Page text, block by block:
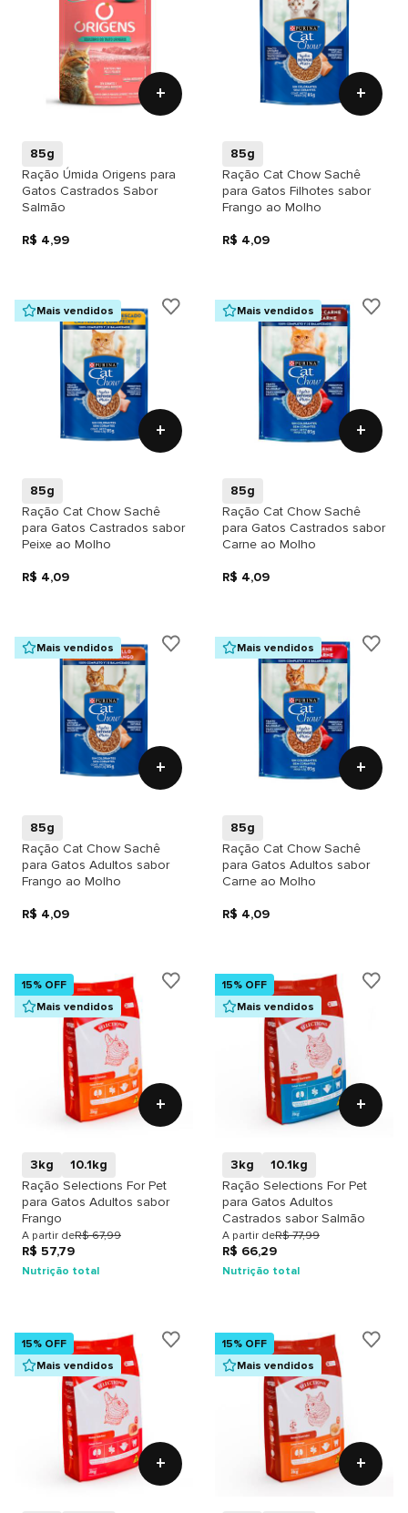
+
85g
Ração Úmida Origens para
Gatos Castrados Sabor
Salmão
R$ 4,99
+
85g
Ração Cat Chow Sachê
para Gatos Filhotes sabor
Frango ao Molho
R$ 4,09
Mais vendidos
+
85g
Ração Cat Chow Sachê
para Gatos Castrados sabor
Peixe ao Molho
R$ 4,09
Mais vendidos
+
85g
Ração Cat Chow Sachê
para Gatos Castrados sabor
Carne ao Molho
R$ 4,09
Mais vendidos
+
85g
Ração Cat Chow Sachê
para Gatos Adultos sabor
Frango ao Molho
R$ 4,09
Mais vendidos
+
85g
Ração Cat Chow Sachê
para Gatos Adultos sabor
Carne ao Molho
R$ 4,09
15% OFF
Mais vendidos
+
3kg
10.1kg
Ração Selections For Pet
para Gatos Adultos sabor
Frango
A partir deR$ 67,99
R$ 57,79
Nutrição total
15% OFF
Mais vendidos
+
3kg
10.1kg
Ração Selections For Pet
para Gatos Adultos
Castrados sabor Salmão
A partir deR$ 77,99
R$ 66,29
Nutrição total
15% OFF
Mais vendidos
+
15% OFF
Mais vendidos
+